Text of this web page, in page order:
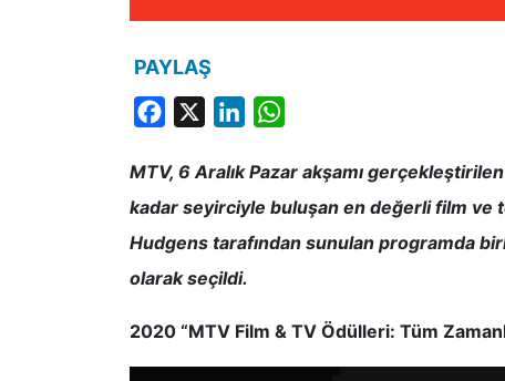
PAYLAŞ
Facebook LinkedIn
MTV, 6 Aralık Pazar akşamı
kadar seyirciyle buluşan en değerli film ve
Hudgens tarafından sunulan programda
olarak seçildi.
2020 “MTV Film & TV Ödülleri: Tüm